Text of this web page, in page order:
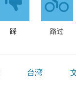
踩 路过
台湾